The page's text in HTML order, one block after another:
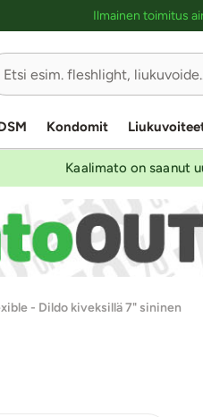
Ilmainen toimitus
Kondomit
Kaalimato on saanut
- Dildo kiveksillä 7" sininen